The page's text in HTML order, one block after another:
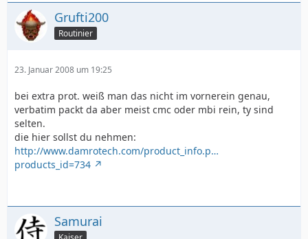
Grufti200
Routinier
23. Januar 2008 um 19:25
bei extra prot. weiß man das nicht im vornerein genau,
verbatim packt da aber meist cmc oder mbi rein, ty sind
selten.
die hier sollst du nehmen:
http://www.damrotech.com/product_info.p…
products_id=734
Samurai